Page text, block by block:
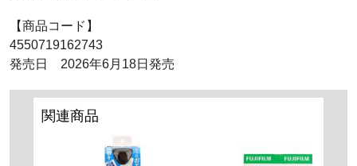
【商品コード】
4550719162743
発売日 2026年6月18日発売
関連商品